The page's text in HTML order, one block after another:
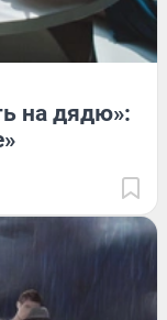
на дядю»: